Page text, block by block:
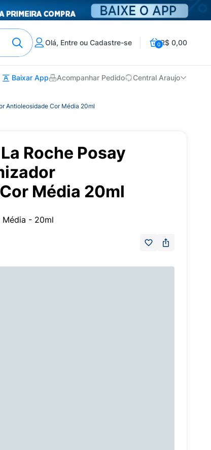
Olá, Entre ou Cadastre-se 0R$ 0,00
Baixar App Acompanhar Pedido Central Araujo
Antioleosidade Cor Média 20ml
Roche Posay
Média 20ml
Média - 20ml